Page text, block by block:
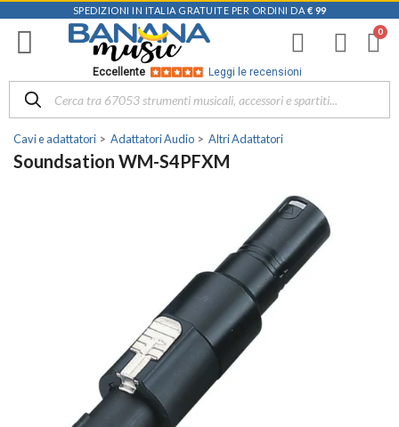
SPEDIZIONI IN ITALIA GRATUITE PER ORDINI DA € 99
Eccellente Leggi le recensioni
Cavi e adattatori Adattatori Audio Altri Adattatori
Soundsation WM-S4PFXM